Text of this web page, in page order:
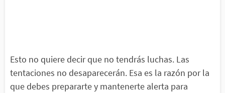
Esto no quiere decir que no tendrás luchas. Las
tentaciones no desaparecerán. Esa es la razón por la
que debes prepararte y mantenerte alerta para